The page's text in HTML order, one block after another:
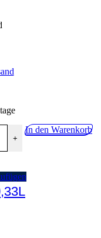
+
In den Warenkorb